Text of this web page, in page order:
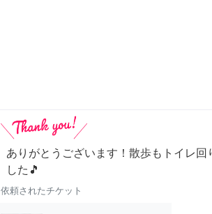
ありがとうございます！散歩もトイレ回
した🎵
依頼されたチケット